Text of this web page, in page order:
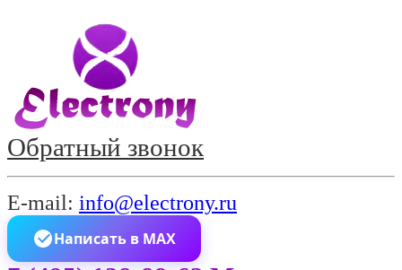
Обратный звонок
E-mail: info@electrony.ru
Написать в MAX